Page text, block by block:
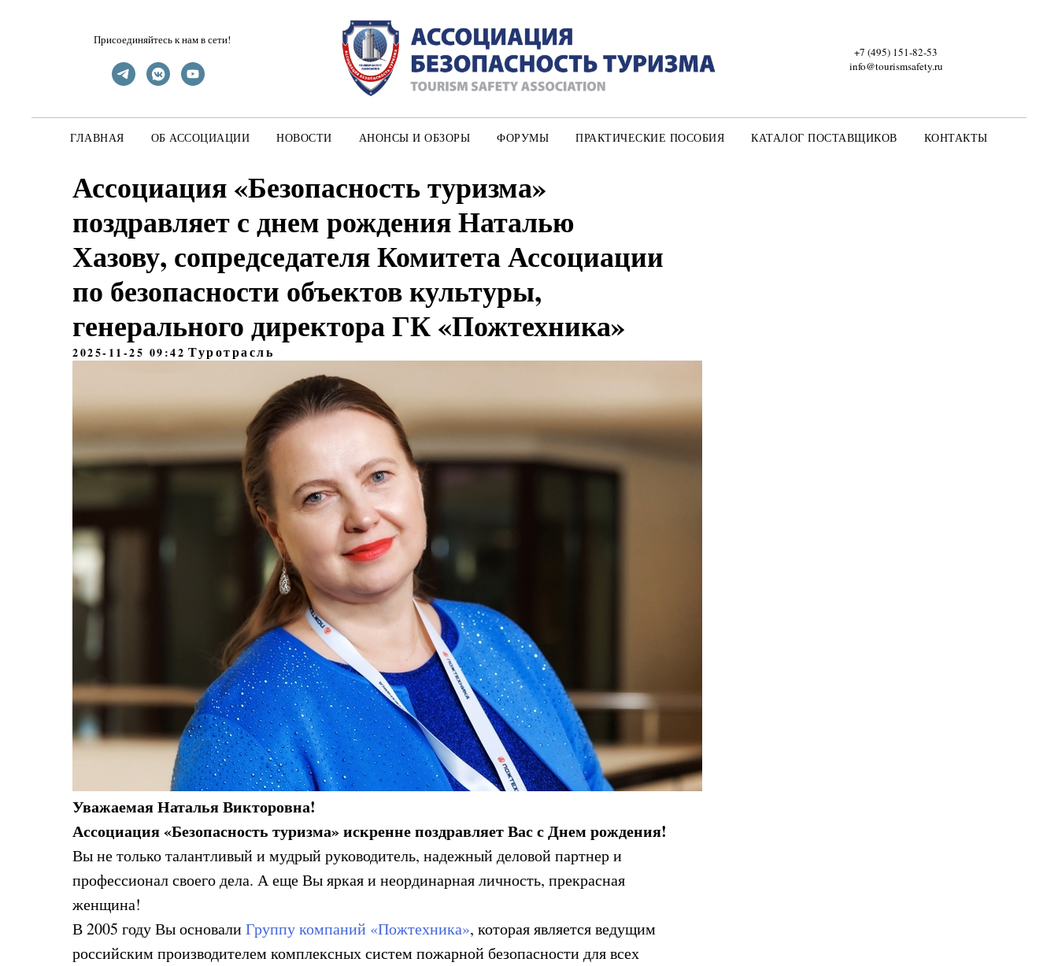
Присоединяйтесь к нам в сети!
+7 (495) 151-82-53
info@tourismsafety.ru
ГЛАВНАЯ ОБ АССОЦИАЦИИ НОВОСТИ АНОНСЫ И ОБЗОРЫ ФОРУМЫ ПРАКТИЧЕСКИЕ ПОСОБИЯ КАТАЛОГ ПОСТАВЩИКОВ КОНТАКТЫ
Ассоциация «Безопасность туризма»
поздравляет с днем рождения Наталью
Хазову, сопредседателя Комитета Ассоциации
по безопасности объектов культуры,
генерального директора ГК «Пожтехника»
2025-11-25 09:42 Туротрасль
Уважаемая Наталья Викторовна!
Ассоциация «Безопасность туризма» искренне поздравляет Вас с Днем рождения!
Вы не только талантливый и мудрый руководитель, надежный деловой партнер и
профессионал своего дела. А еще Вы яркая и неординарная личность, прекрасная
женщина!
В 2005 году Вы основалиГруппу компаний «Пожтехника», которая является ведущим
российским производителем комплексных систем пожарной безопасности для всех